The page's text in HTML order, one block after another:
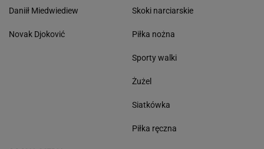
Daniił Miedwiediew
Novak Djoković
Skoki narciarskie
Piłka nożna
Sporty walki
Żużel
Siatkówka
Piłka ręczna